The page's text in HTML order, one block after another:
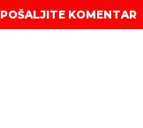
POŠALJITE KOMENTAR